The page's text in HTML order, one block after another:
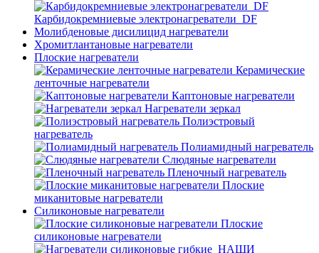
Карбидокремниевые электронагреватели_DF
Молибденовые дисилицид нагреватели
Хромитлантановые нагреватели
Плоские нагреватели
Керамические
ленточные нагреватели
Каптоновые нагреватели
Нагреватели зеркал
Полиэстровый
нагреватель
Полиамидный нагреватель
Слюдяные нагреватели
Пленочный нагреватель
Плоские
миканитовые нагреватели
Силиконовые нагреватели
Плоские
силиконовые нагреватели